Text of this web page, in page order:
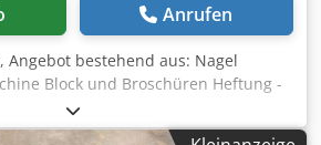
Anrufen
, Angebot bestehend aus: Nagel
Block und Broschüren Heftung -
können wir folgende Punkte für
Aex Excnonuoha Verpackung,